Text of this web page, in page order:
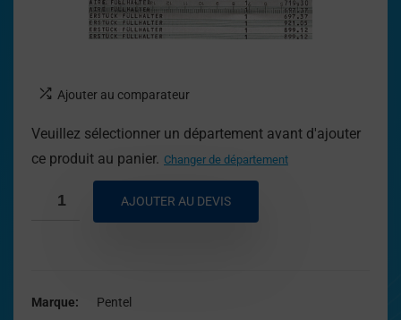
Ajouter au comparateur
Veuillez sélectionner un département avant d'ajouter
ce produit au panier. Changer de département
AJOUTER AU DEVIS
Marque Pentel